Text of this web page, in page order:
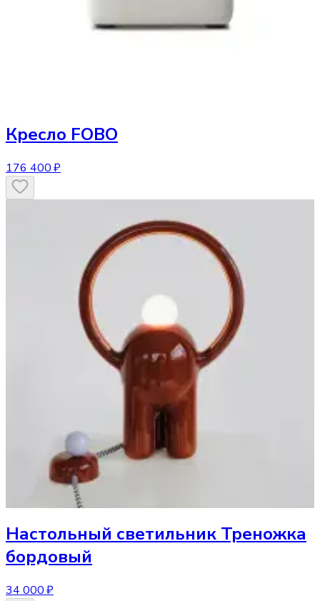
Кресло FOBO
176 400 ₽
Настольный светильник Треножка
бордовый
34 000 ₽